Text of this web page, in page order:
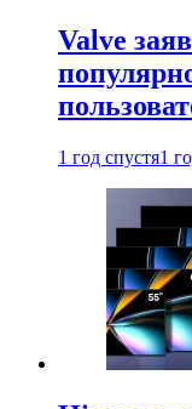
Valve
1 год спустя1